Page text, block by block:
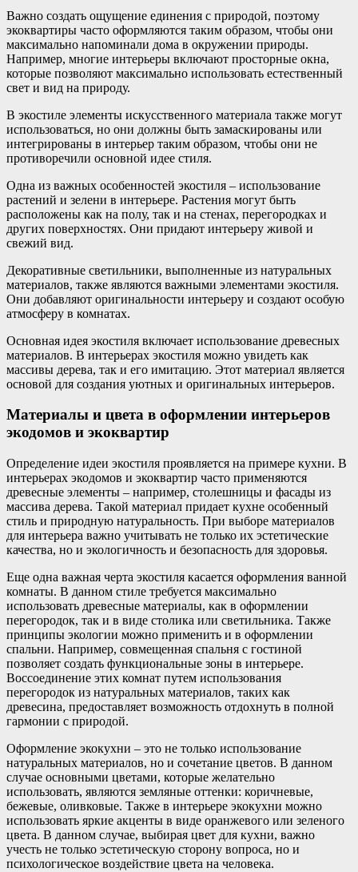
Важно создать ощущение единения с природой, поэтому
экоквартиры часто оформляются таким образом, чтобы они
максимально напоминали дома в окружении природы.
Например, многие интерьеры включают просторные окна,
которые позволяют максимально использовать естественный
свет и вид на природу.
В экостиле элементы искусственного материала также могут
использоваться, но они должны быть замаскированы или
интегрированы в интерьер таким образом, чтобы они не
противоречили основной идее стиля.
Одна из важных особенностей экостиля – использование
растений и зелени в интерьере. Растения могут быть
расположены как на полу, так и на стенах, перегородках и
других поверхностях. Они придают интерьеру живой и
свежий вид.
Декоративные светильники, выполненные из натуральных
материалов, также являются важными элементами экостиля.
Они добавляют оригинальности интерьеру и создают особую
атмосферу в комнатах.
Основная идея экостиля включает использование древесных
материалов. В интерьерах экостиля можно увидеть как
массивы дерева, так и его имитацию. Этот материал является
основой для создания уютных и оригинальных интерьеров.
Материалы и цвета в оформлении интерьеров
экодомов и экоквартир
Определение идеи экостиля проявляется на примере кухни. В
интерьерах экодомов и экоквартир часто применяются
древесные элементы – например, столешницы и фасады из
массива дерева. Такой материал придает кухне особенный
стиль и природную натуральность. При выборе материалов
для интерьера важно учитывать не только их эстетические
качества, но и экологичность и безопасность для здоровья.
Еще одна важная черта экостиля касается оформления ванной
комнаты. В данном стиле требуется максимально
использовать древесные материалы, как в оформлении
перегородок, так и в виде столика или светильника. Также
принципы экологии можно применить и в оформлении
спальни. Например, совмещенная спальня с гостиной
позволяет создать функциональные зоны в интерьере.
Воссоединение этих комнат путем использования
перегородок из натуральных материалов, таких как
древесина, предоставляет возможность отдохнуть в полной
гармонии с природой.
Оформление экокухни – это не только использование
натуральных материалов, но и сочетание цветов. В данном
случае основными цветами, которые желательно
использовать, являются земляные оттенки: коричневые,
бежевые, оливковые. Также в интерьере экокухни можно
использовать яркие акценты в виде оранжевого или зеленого
цвета. В данном случае, выбирая цвет для кухни, важно
учесть не только эстетическую сторону вопроса, но и
психологическое воздействие цвета на человека.